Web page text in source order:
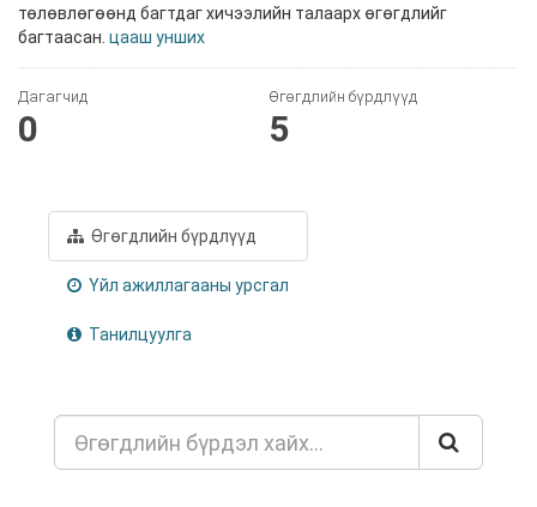
төлөвлөгөөнд багтдаг хичээлийн талаарх өгөгдлийг
багтаасан. цааш унших
Дагагчид
0
Өгөгдлийн бүрдлүүд
5
Өгөгдлийн бүрдлүүд
Үйл ажиллагааны урсгал
Танилцуулга